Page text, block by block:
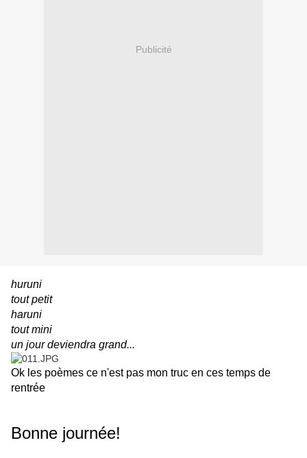
Publicité
huruni
tout petit
haruni
tout mini
un jour deviendra grand...
Ok les poèmes ce n'est pas mon truc en ces temps de
rentrée
Bonne journée!